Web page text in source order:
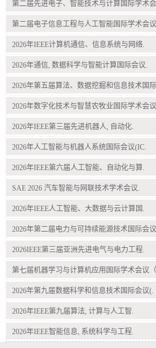
第二届先进电子、智能技术与计算国际学术
第二届电子信息工程与人工智能国际学术会
2026年IEEE计算机通信、信息系统与网络.
2026年通信, 数据科学与智能计算国际会议.
2026年第五届算法、数据挖掘和信息技术国
2026年数字化技术与智慧农牧业国际学术会
2026年IEEE第三届先进机器人, 自动化.
2026年人工智能与机器人系统国际会议(IC.
2026年IEEE第六届人工智能、自动化与算.
SAE 2026 汽车智能与网联技术学术会议.
2026年IEEE人工智能、大数据与云计算国.
2026年第二届电力与可持续能源技术国际会
2026IEEE第三届亚洲先进电气与电力工程.
第七届机器学习与计算机应用国际学术会议
2026年第九届数据科学和信息技术国际会议(.
2026年IEEE第九届算法, 计算与人工智.
2026年IEEE智能信息, 系统科学与工程.